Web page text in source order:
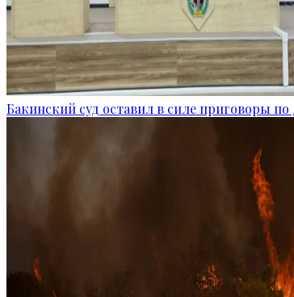
Бакинский суд оставил в силе приговоры